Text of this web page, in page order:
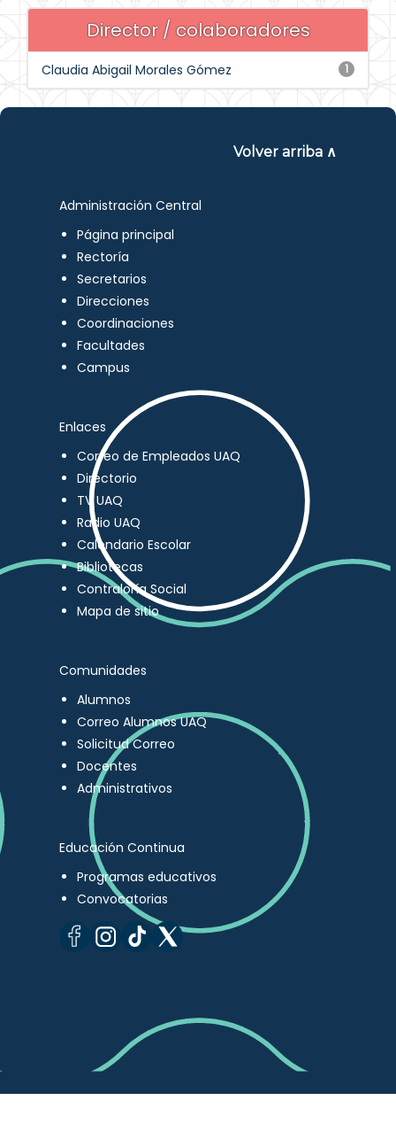
Director / colaboradores
1
Claudia Abigail Morales Gómez
Volver arriba ∧
Administración Central
Página principal
Rectoría
Secretarios
Direcciones
Coordinaciones
Facultades
Campus
Enlaces
Correo de Empleados UAQ
Directorio
TV UAQ
Radio UAQ
Calendario Escolar
Bibliotecas
Contraloría Social
Mapa de sitio
Comunidades
Alumnos
Correo Alumnos UAQ
Solicitud Correo
Docentes
Administrativos
Educación Continua
Programas educativos
Convocatorias